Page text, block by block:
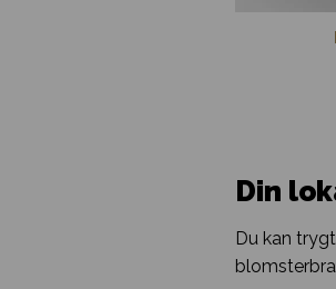
Din
Du kan